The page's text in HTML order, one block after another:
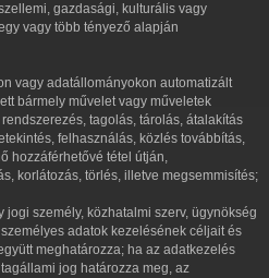
gazdasági, kulturális vagy
vagy több tényező alapján
vagy adatállományokon automatizált
bármely művelet vagy műveletek
tagolás, tárolás, átalakítás
felhasználás, közlés továbbítás,
hozzáférhetővé tétel útján,
korlátozás, törlés, illetve megsemmisítés;
jogi személy, közhatalmi szerv, ügynökség
adatok kezelésének céljait és
meghatározza; ha az adatkezelés
jog határozza meg, az